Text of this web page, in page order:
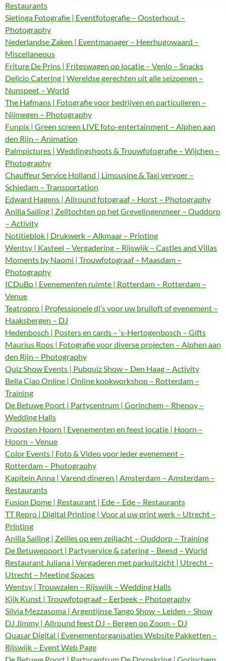
Restaurants
Sietinga Fotografie | Eventfotografie – Oosterhout –
Photography
Nederlandse Zaken | Eventmanager – Heerhugowaard –
Miscellaneous
Friture De Prins | Friteswagen op locatie – Venlo – Snacks
Delicio Catering | Wereldse gerechten uit alle seizoenen –
Nunspeet – World
The Hafmans | Fotografie voor bedrijven en particulieren –
Nijmegen – Photography
Funpix | Green screen LIVE foto-entertainment – Alphen aan
den Rijn – Animation
Palmpictures | Weddingshoots & Trouwfotografie – Wijchen –
Photography
Chauffeur Service Holland | Limousine & Taxi vervoer –
Schiedam – Transportation
Edward Hagens | Allround fotograaf – Horst – Photography
Anilla Sailing | Zeiltochten op het Grevelingenmeer – Ouddorp
– Activity
Notitieblok | Drukwerk – Alkmaar – Printing
Wentsy | Kasteel – Vergadering – Rijswijk – Castles and Villas
Moments by Naomi | Trouwfotograaf – Maasdam –
Photography
ICDuBo | Evenementen ruimte | Rotterdam – Rotterdam –
Venue
Teatropro | Professionele dj’s voor uw bruiloft of evenement –
Haaksbergen – DJ
Hedenbosch | Posters en cards – ‘s-Hertogenbosch – Gifts
Maurius Roos | Fotografie voor diverse projecten – Alphen aan
den Rijn – Photography
Quiz Show Events | Pubquiz Show – Den Haag – Activity
Bella Ciao Online | Online kookworkshop – Rotterdam –
Training
De Betuwe Poort | Partycentrum | Gorinchem – Rhenoy –
Wedding Halls
Proosten Hoorn | Evenementen en feest locatie | Hoorn –
Hoorn – Venue
Color Events | Foto & Video voor ieder evenement –
Rotterdam – Photography
Kapitein Anna | Varend dineren | Amsterdam – Amsterdam –
Restaurants
Fusion Dome | Restaurant | Ede – Ede – Restaurants
TT Repro | Digital Printing | Voor al uw print werk – Utrecht –
Printing
Anilla Sailing | Zeilles op een zeiljacht – Ouddorp – Training
De Betuwepoort | Partyservice & catering – Beesd – World
Restaurant Juliana | Vergaderen met parkuitzicht | Utrecht –
Utrecht – Meeting Spaces
Wentsy | Trouwzalen – Rijswijk – Wedding Halls
Kijk Kunst | Trouwfotograaf – Eerbeek – Photography
Silvia Mezzasoma | Argentijnse Tango Show – Leiden – Show
DJ Jimmy | Allround feest DJ – Bergen op Zoom – DJ
Quasar Digital | Evenementorganisaties Website Pakketten –
Rijswijk – Event Web Page